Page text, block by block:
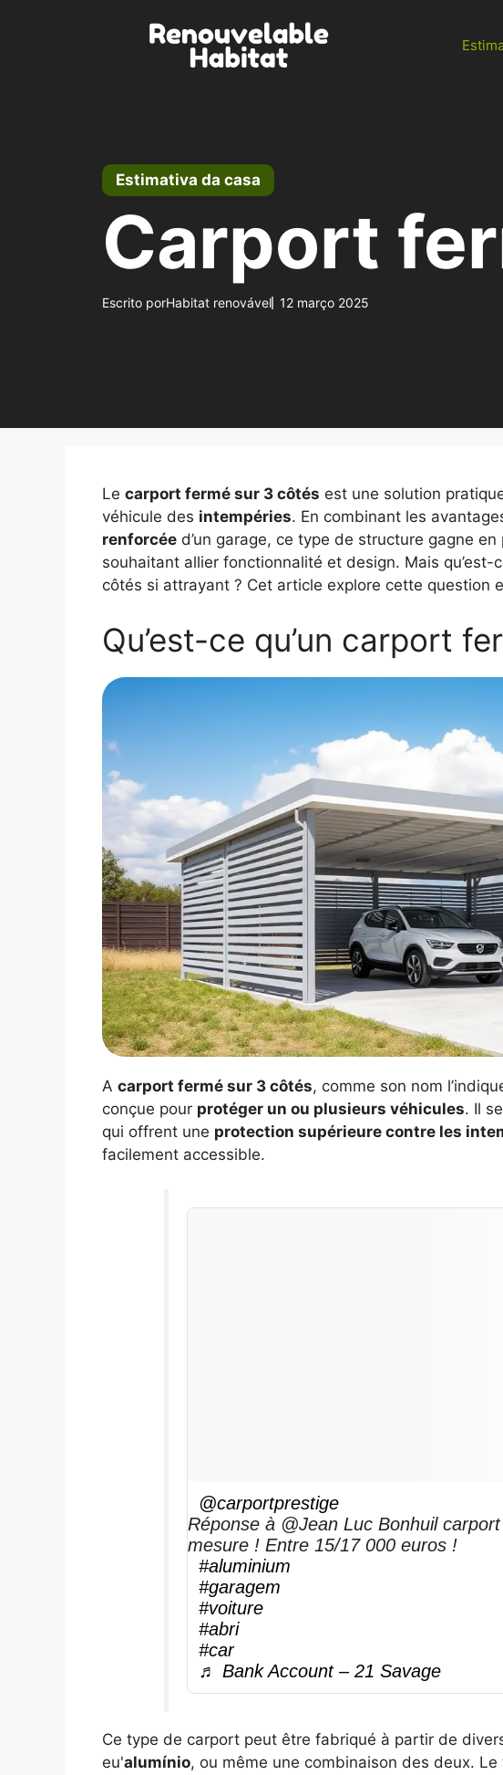
Estimativa da casa
Carport
Escrito porHabitat renovável 12 março 2025
Le carport fermé sur 3 côtés est une solution
véhicule des intempéries. En combinant les
renforcée d’un garage, ce type de structure gagne
souhaitant allier fonctionnalité et design. Mais
côtés si attrayant ? Cet article explore cette question
Qu’est-ce qu’un carport
A carport fermé sur 3 côtés, comme son nom
conçue pour protéger un ou plusieurs véhicules. Il
qui offrent une protection supérieure contre les
facilement accessible.
@carportprestige
Réponse à @Jean Luc Bonhuil
mesure ! Entre 15/17 000 euros !
#aluminium
#garagem
#voiture
#abri
#car
♬ Bank Account – 21 Savage
Ce type de carport peut être fabriqué à partir de
eu'alumínio, ou même une combinaison des deux.